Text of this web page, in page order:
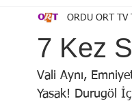
Özen Topçu EKREM
GÖZDE ÖZGÜR BAYRAM
7 Kez
ORDU ORT TV
Vali Aynı,
Yasak! Durugöl